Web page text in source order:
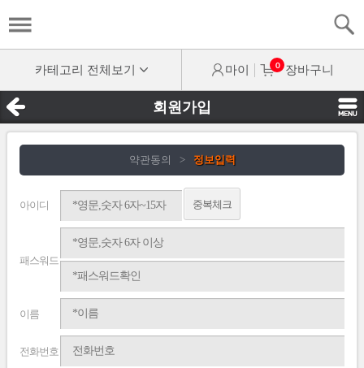
카테고리 전체보기 마이 0 장바구니
회원가입
약관동의 > 정보입력
아이디 중복체크
패스워드
이름
전화번호